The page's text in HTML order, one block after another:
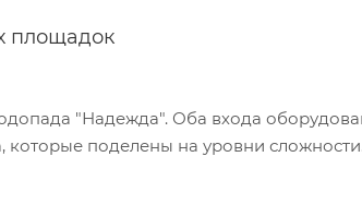
площадок
"Надежда". Оба входа
поделены на уровни